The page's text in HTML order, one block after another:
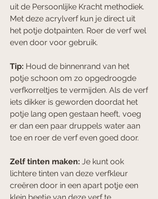
uit de Persoonlijke Kracht methodiek.
Met deze acrylverf kun je direct uit
het potje dotpainten. Roer de verf wel
even door voor gebruik.
Tip: Houd de binnenrand van het
potje schoon om zo opgedroogde
verfkorreltjes te vermijden. Als de verf
iets dikker is geworden doordat het
potje lang open gestaan heeft, voeg
er dan een paar druppels water aan
toe en roer de verf even goed door.
Zelf tinten maken: Je kunt ook
lichtere tinten van deze verfkleur
creëren door in een apart potje een